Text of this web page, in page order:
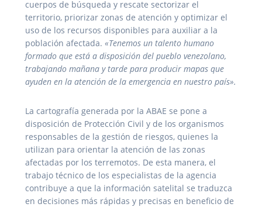
cuerpos de búsqueda y rescate sectorizar el
territorio, priorizar zonas de atención y optimizar el
uso de los recursos disponibles para auxiliar a la
población afectada. «Tenemos un talento humano
formado que está a disposición del pueblo venezolano,
trabajando mañana y tarde para producir mapas que
ayuden en la atención de la emergencia en nuestro país».
La cartografía generada por la ABAE se pone a
disposición de Protección Civil y de los organismos
responsables de la gestión de riesgos, quienes la
utilizan para orientar la atención de las zonas
afectadas por los terremotos. De esta manera, el
trabajo técnico de los especialistas de la agencia
contribuye a que la información satelital se traduzca
en decisiones más rápidas y precisas en beneficio de